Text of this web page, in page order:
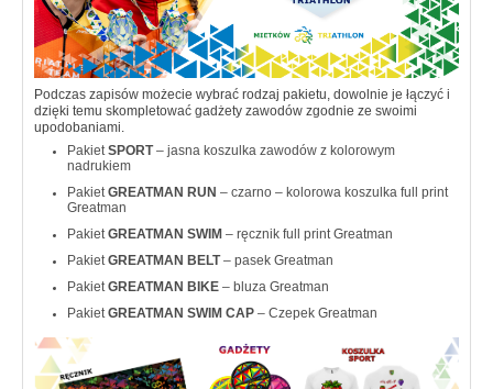
Podczas zapisów możecie wybrać rodzaj pakietu, dowolnie je łączyć i
dzięki temu skompletować gadżety zawodów zgodnie ze swoimi
upodobaniami.
PakietSPORT– jasna koszulka zawodów z kolorowym
nadrukiem
PakietGREATMAN RUN – czarno – kolorowa koszulka full print
Greatman
PakietGREATMAN SWIM – ręcznik full print Greatman
PakietGREATMAN BELT– pasek Greatman
PakietGREATMAN BIKE – bluza Greatman
PakietGREATMAN SWIM CAP – Czepek Greatman